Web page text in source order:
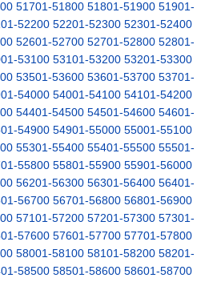
51701-51800 51801-51900 51901-
52200 52201-52300 52301-52400
52601-52700 52701-52800 52801-
53100 53101-53200 53201-53300
53501-53600 53601-53700 53701-
54000 54001-54100 54101-54200
54401-54500 54501-54600 54601-
54900 54901-55000 55001-55100
55301-55400 55401-55500 55501-
55800 55801-55900 55901-56000
56201-56300 56301-56400 56401-
56700 56701-56800 56801-56900
57101-57200 57201-57300 57301-
57600 57601-57700 57701-57800
58001-58100 58101-58200 58201-
58500 58501-58600 58601-58700